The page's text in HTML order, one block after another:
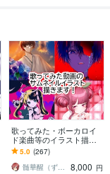
歌ってみた・ボーカロイ
ド楽曲等のイラスト描き
ます 歌ってみた動画サム
ネイル、MV用のイラスト
描きます
5.0 (267)
髄華醒（ずいかせい）
8,000 円